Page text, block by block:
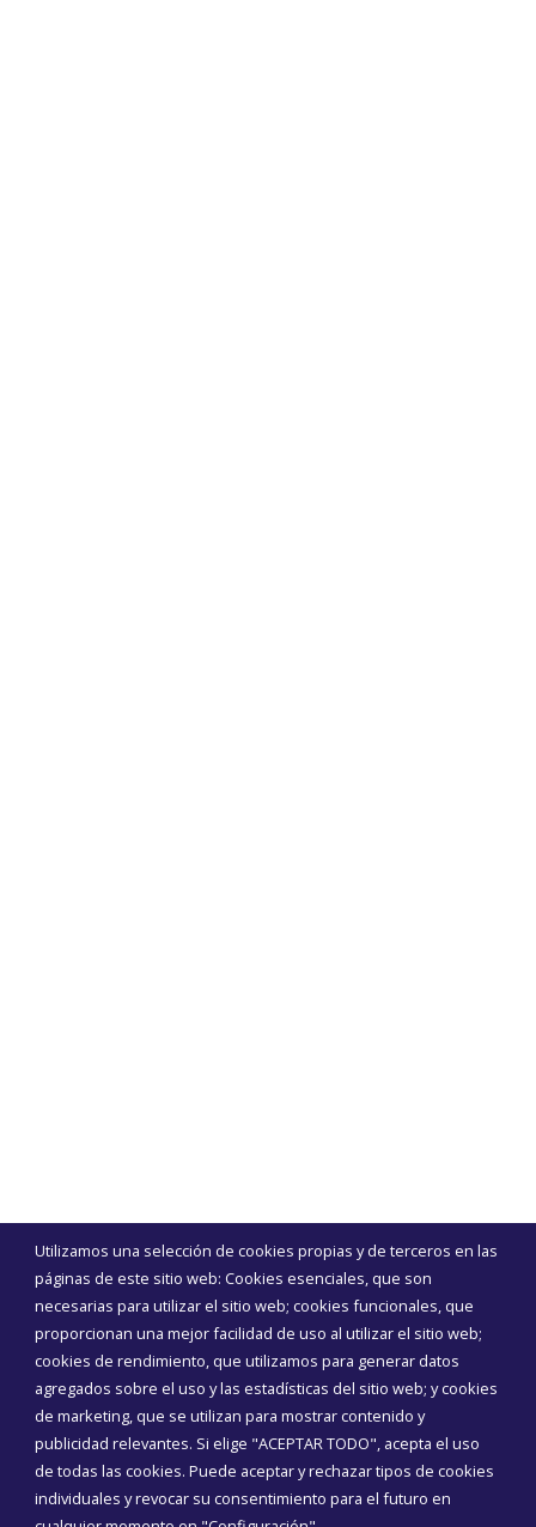
Utilizamos una selección de cookies propias y de terceros en las
páginas de este sitio web: Cookies esenciales, que son
necesarias para utilizar el sitio web; cookies funcionales, que
proporcionan una mejor facilidad de uso al utilizar el sitio web;
cookies de rendimiento, que utilizamos para generar datos
agregados sobre el uso y las estadísticas del sitio web; y cookies
de marketing, que se utilizan para mostrar contenido y
publicidad relevantes. Si elige "ACEPTAR TODO", acepta el uso
de todas las cookies. Puede aceptar y rechazar tipos de cookies
individuales y revocar su consentimiento para el futuro en